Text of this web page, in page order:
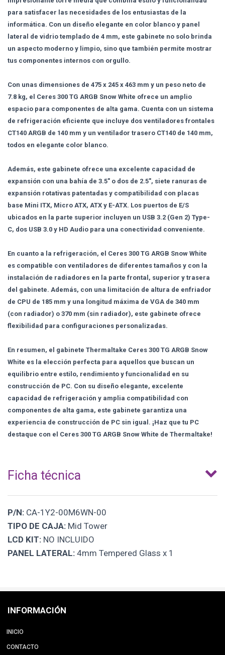
para satisfacer las necesidades de los entusiastas de la
informática. Con un diseño elegante en color blanco y panel
lateral de vidrio templado de 4 mm, este gabinete no solo brinda
un aspecto moderno y limpio, sino que también permite mostrar
tus componentes internos con orgullo.
Con unas dimensiones de 475 x 245 x 463 mm y un peso neto de
7.8 kg, el Ceres 300 TG ARGB Snow White ofrece un amplio
espacio para componentes de alta gama. Cuenta con un sistema
de refrigeración eficiente que incluye dos ventiladores frontales
CT140 ARGB de 140 mm y un ventilador trasero CT140 de 140 mm,
todos en elegante color blanco.
Además, este gabinete ofrece una excelente capacidad de
expansión con una bahía de 3.5" o dos de 2.5", siete ranuras de
expansión rotativas patentadas y compatibilidad con placas
base Mini ITX, Micro ATX, ATX y E-ATX. Los puertos de E/S
ubicados en la parte superior incluyen un USB 3.2 (Gen 2) Type-
C, dos USB 3.0 y HD Audio para una conectividad conveniente.
En cuanto a la refrigeración, el Ceres 300 TG ARGB Snow White
es compatible con ventiladores de diferentes tamaños y con la
instalación de radiadores en la parte frontal, superior y trasera
del gabinete. Además, con una limitación de altura de enfriador
de CPU de 185 mm y una longitud máxima de VGA de 340 mm
(con radiador) o 370 mm (sin radiador), este gabinete ofrece
flexibilidad para configuraciones personalizadas.
En resumen, el gabinete Thermaltake Ceres 300 TG ARGB Snow
White es la elección perfecta para aquellos que buscan un
equilibrio entre estilo, rendimiento y funcionalidad en su
construcción de PC. Con su diseño elegante, excelente
capacidad de refrigeración y amplia compatibilidad con
componentes de alta gama, este gabinete garantiza una
experiencia de construcción de PC sin igual. ¡Haz que tu PC
destaque con el Ceres 300 TG ARGB Snow White de Thermaltake!
Ficha técnica
P/N: CA-1Y2-00M6WN-00
TIPO DE CAJA: Mid Tower
LCD KIT: NO INCLUIDO
PANEL LATERAL: 4mm Tempered Glass x 1
INFORMACIÓN
INICIO
CONTACTO